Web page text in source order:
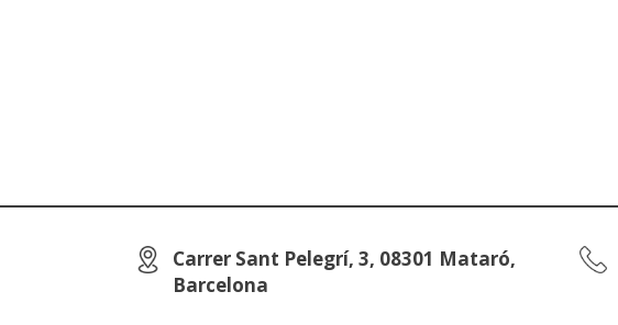
Carrer Sant Pelegrí, 3, 08301 Mataró,
Barcelona